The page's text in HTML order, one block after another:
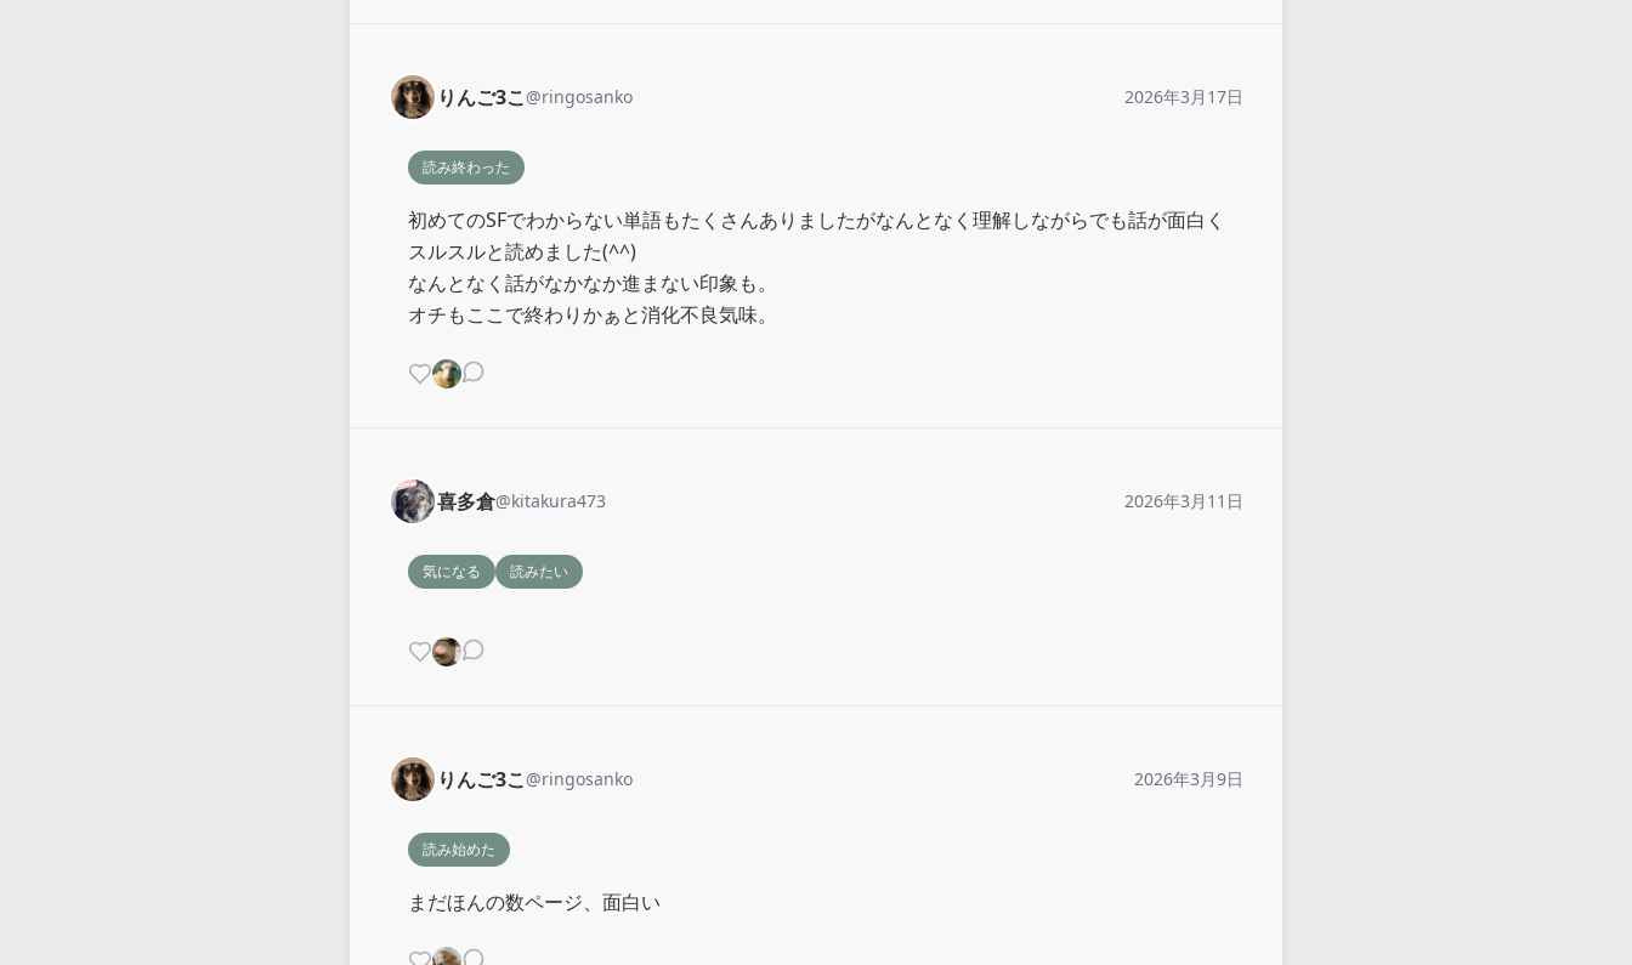
りんご3こ@ringosanko 2026年3月17日
読み終わった
初めてのSFでわからない単語もたくさんありましたがなんとなく理解しながらでも話が面白く
スルスルと読めました(^^)
なんとなく話がなかなか進まない印象も。
オチもここで終わりかぁと消化不良気味。
喜多倉@kitakura473 2026年3月11日
気になる 読みたい
りんご3こ@ringosanko 2026年3月9日
読み始めた
まだほんの数ページ、面白い